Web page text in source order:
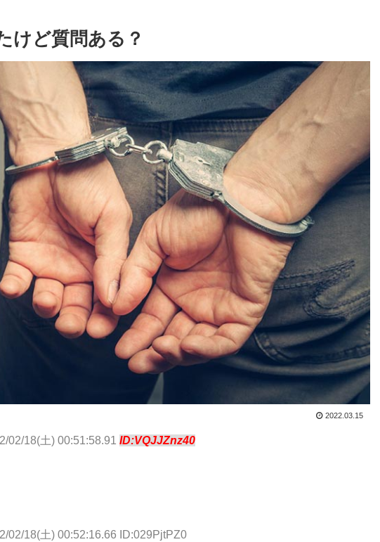
けど質問ある？
2022.03.15
02/18(土) 00:51:58.91 ID:VQJJZnz40
02/18(土) 00:52:16.66 ID:029PjtPZ0